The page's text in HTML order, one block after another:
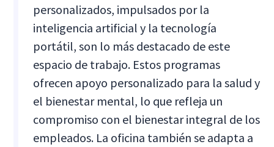
personalizados, impulsados por la
inteligencia artificial y la tecnología
portátil, son lo más destacado de este
espacio de trabajo. Estos programas
ofrecen apoyo personalizado para la salud y
el bienestar mental, lo que refleja un
compromiso con el bienestar integral de los
empleados. La oficina también se adapta a